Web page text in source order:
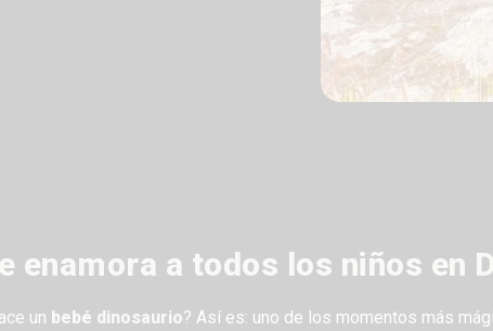
enamora a todos los niños en
un bebé dinosaurio? Así es: uno de los momentos más